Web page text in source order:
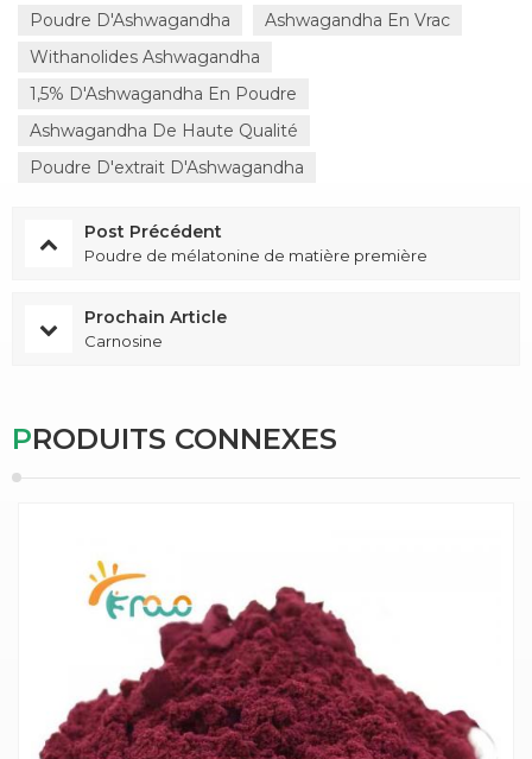
Poudre D'Ashwagandha
Ashwagandha En Vrac
Withanolides Ashwagandha
1,5% D'Ashwagandha En Poudre
Ashwagandha De Haute Qualité
Poudre D'extrait D'Ashwagandha
Post Précédent
Poudre de mélatonine de matière première
Prochain Article
Carnosine
PRODUITS CONNEXES